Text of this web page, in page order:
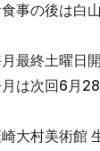
事の後は白
最終土曜日
は次回6月
大村美術館